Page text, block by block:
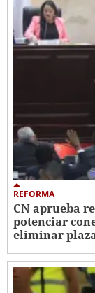
REFORMA
CN aprueba
potenciar
eliminar